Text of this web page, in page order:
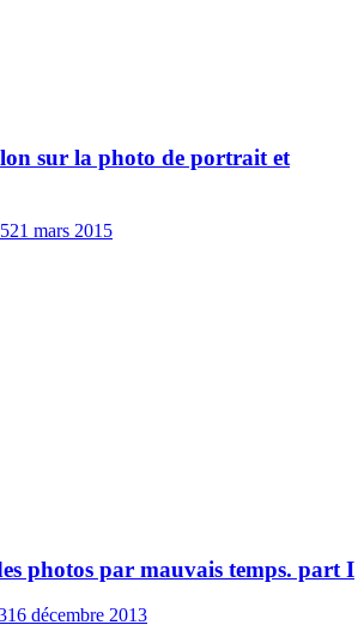
sur la photo de portrait et
21 mars 2015
photos par mauvais temps. part I
16 décembre 2013